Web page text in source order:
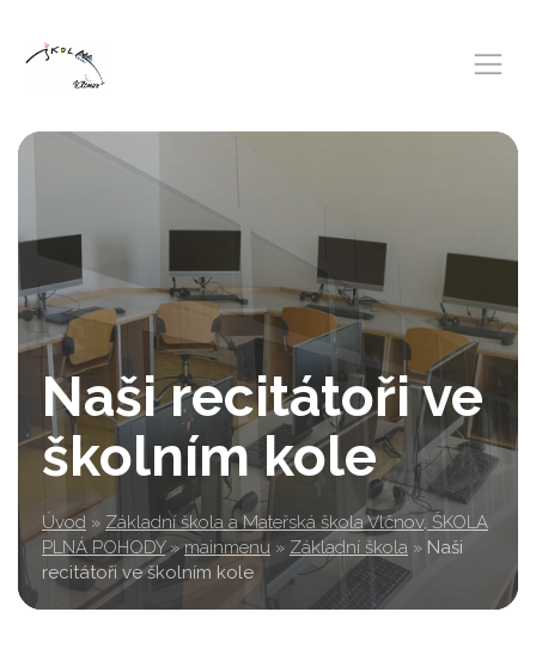
Naši recitátoři ve
školním kole
Úvod » Základní škola a Mateřská škola Vlčnov, ŠKOLA
PLNÁ POHODY » mainmenu » Základní škola » Naši
recitátoři ve školním kole